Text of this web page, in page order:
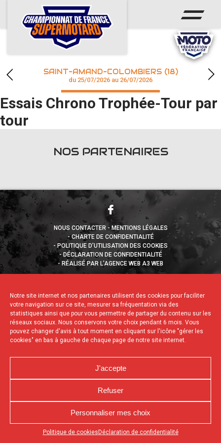
Notre site internet et nos partenaires utilisent des cookies pour faciliter
votre navigation sur ce site, mesurer sa fréquentation via des
statistiques ainsi que pour vous permettre de partager du contenu sur les
réseaux sociaux. Nous conservons votre choix pendant 6 mois. Vous
pouvez changer d'avis à tout moment en cliquant sur l'icône "gérer les
cookies" en bas à gauche de chaque page de notre site internet.
J'accepte
Refuser
Personnaliser mes choix
Politique de cookies Déclaration de confidentialité
Appuyez sur le bouton partager en bas de votre
ACCUEIL
ACTUS
CALENDRIER
CHAMPIONNAT
RÉSULTATS
PHOTOS / WEB TV
SAINT-AMAND-COLOMBIERS (18)
du 25/07/2026 au 26/07/2026
Essais Chrono Trophée-Tour par
tour
NOS PARTENAIRES
NOUS CONTACTER
MENTIONS LÉGALES
CHARTE DE CONFIDENTIALITÉ
POLITIQUE D’UTILISATION DES COOKIES
DÉCLARATION DE CONFIDENTIALITÉ
RÉALISÉ PAR L’AGENCE WEB A3 WEB